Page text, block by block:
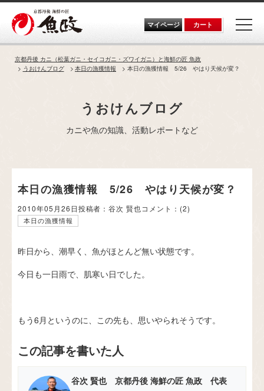
Skip
content
マイページ カート
京都丹後 カニ（松葉ガニ・セイコガニ・ズワイガニ）と海鮮の匠 魚政
うおけんブログ
本日の漁獲情報 本日の漁獲情報 5/26 やはり天候が変？
うおけんブログ
カニや魚の知識、活動レポートなど
本日の漁獲情報 5/26 やはり天候が変？
2010年05月26日投稿者：谷次 賢也コメント： (2)
本日の漁獲情報
昨日から、潮早く、魚がほとんど無い状態です。
今日も一日雨で、肌寒い日でした。
もう6月というのに、この先も、思いやられそうです。
この記事を書いた人
谷次 賢也 京都丹後 海鮮の匠 魚政 代表